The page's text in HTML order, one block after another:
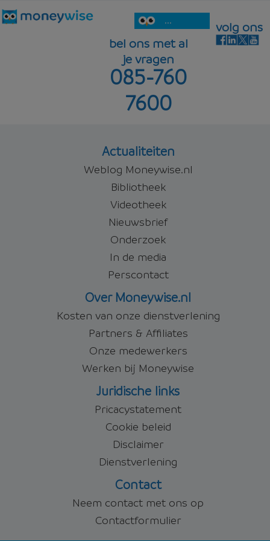
...
bel ons met al
je vragen
085-760
7600
volg ons
Actualiteiten
Weblog Moneywise.nl
Bibliotheek
Videotheek
Nieuwsbrief
Onderzoek
In de media
Perscontact
Over Moneywise.nl
Kosten van onze dienstverlening
Partners & Affiliates
Onze medewerkers
Werken bij Moneywise
Juridische links
Pricacystatement
Cookie beleid
Disclaimer
Dienstverlening
Contact
Neem contact met ons op
Contactformulier